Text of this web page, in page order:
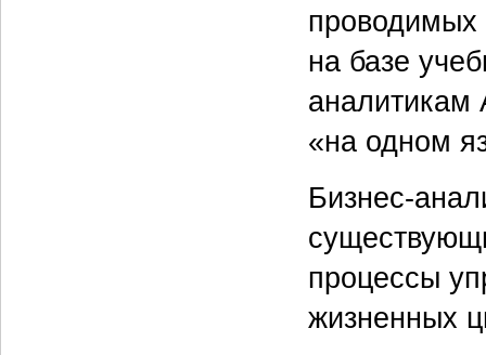
проводимых
на базе
«на одном
Бизнес-
процессы
жизненных